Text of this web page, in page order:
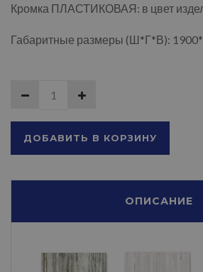
Кромка ПЛАСТИКОВАЯ: в цвет
Габаритные размеры (Ш*Г*В):
ДОБАВИТЬ В КОРЗИНУ
ОПИСАНИЕ